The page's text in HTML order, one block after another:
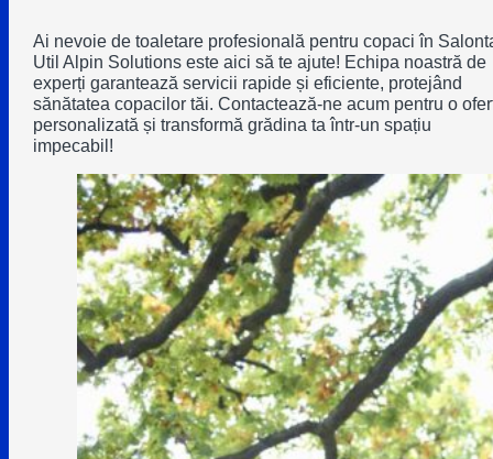
Ai nevoie de toaletare profesională pentru copaci în
Util Alpin Solutions este aici să te ajute! Echipa noastră de
experți garantează servicii rapide și eficiente, protejând
sănătatea copacilor tăi. Contactează-ne acum pentru o
personalizată și transformă grădina ta într-un spațiu
impecabil!